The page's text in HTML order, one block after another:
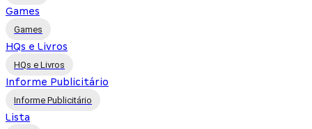
Games
Games
HQs e Livros
HQs e Livros
Informe Publicitário
Informe Publicitário
Lista